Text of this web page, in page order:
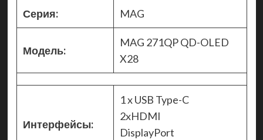
Серия: MAG
Модель:
MAG 271QP QD-OLED
X28
Интерфейсы:
1 x USB Type-C
2xHDMI
DisplayPort